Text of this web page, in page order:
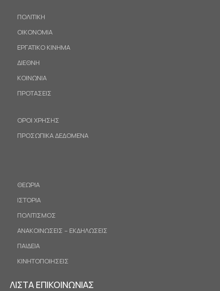
ΠΟΛΙΤΙΚΗ
ΟΙΚΟΝΟΜΙΑ
ΕΡΓΑΤΙΚΟ ΚΙΝΗΜΑ
ΔΙΕΘΝΗ
ΚΟΙΝΩΝΙΑ
ΠΡΟΤΑΣΕΙΣ
ΟΡΟΙ ΧΡΗΣΗΣ
ΠΡΟΣΩΠΙΚΑ ΔΕΔΟΜΕΝΑ
ΘΕΩΡΙΑ
ΙΣΤΟΡΙΑ
ΠΟΛΙΤΙΣΜΟΣ
ΑΝΑΚΟΙΝΩΣΕΙΣ – ΕΚΔΗΛΩΣΕΙΣ
ΠΑΙΔΕΙΑ
ΚΙΝΗΤΟΠΟΙΗΣΕΙΣ
ΛΙΣΤΑ ΕΠΙΚΟΙΝΩΝΙΑΣ